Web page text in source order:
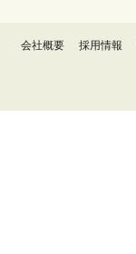
会社概要 採用情報